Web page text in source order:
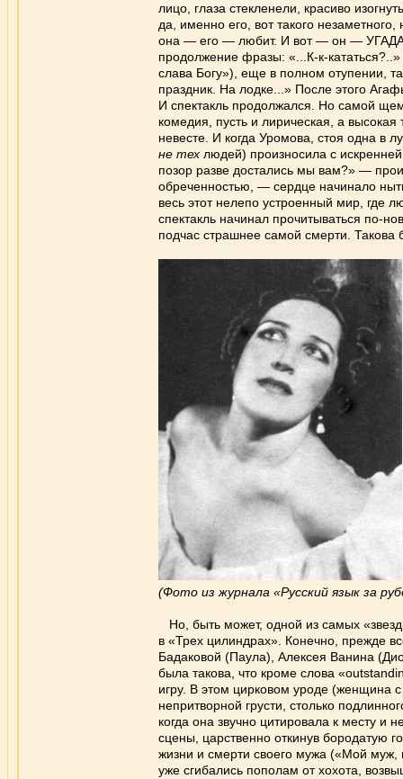
лицо, глаза стекленели, красиво
да, именно его, вот такого
она — его — любит. И вот — он —
продолжение фразы: «...К-к-
слава Богу»), еще в полном отупении,
праздник. На лодке...» После этого
И спектакль продолжался. Но самой
комедия, пусть и лирическая, а
невесте. И когда Уромова, стоя одна в
не тех людей) произносила с
позор разве достались мы вам?» —
обреченностью, — сердце начинало
весь этот нелепо устроенный мир, где
спектакль начинал прочитываться по-
подчас страшнее самой смерти.
(Фото из журнала «Русский язык за
Но, быть может, одной из самых
в «Трех цилиндрах». Конечно, прежде
Бадаковой (Паула), Алексея Ванина
была такова, что кроме слова
игру. В этом цирковом уроде (женщина
непритворной грусти, столько
когда она звучно цитировала к месту и
сцены, царственно откинув бородатую
жизни и смерти своего мужа («Мой муж,
уже сгибались пополам от хохота,